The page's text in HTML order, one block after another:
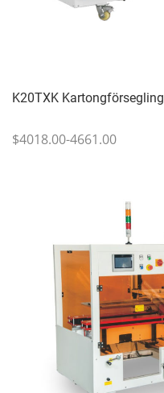
K20TXK Kartongförsegling
$4018.00-4661.00